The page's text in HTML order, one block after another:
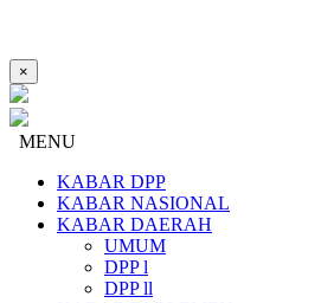
×
MENU
KABAR DPP
KABAR NASIONAL
KABAR DAERAH
UMUM
DPP l
DPP ll